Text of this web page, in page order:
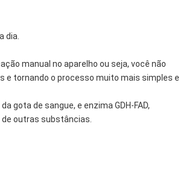
dia.
manual no aparelho ou seja, você não
e tornando o processo muito mais simples e
gota de sangue, e enzima GDH-FAD,
outras substâncias.